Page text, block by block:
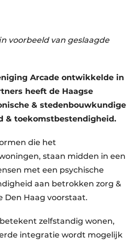
voorbeeld van geslaagde
Arcade ontwikkelde in
heeft de Haagse
& stedenbouwkundige
& toekomstbestendigheid.
die het
staan midden in een
met een psychische
aan betrokken zorg &
Den Haag voorstaat.
zelfstandig wonen,
integratie wordt mogelijk